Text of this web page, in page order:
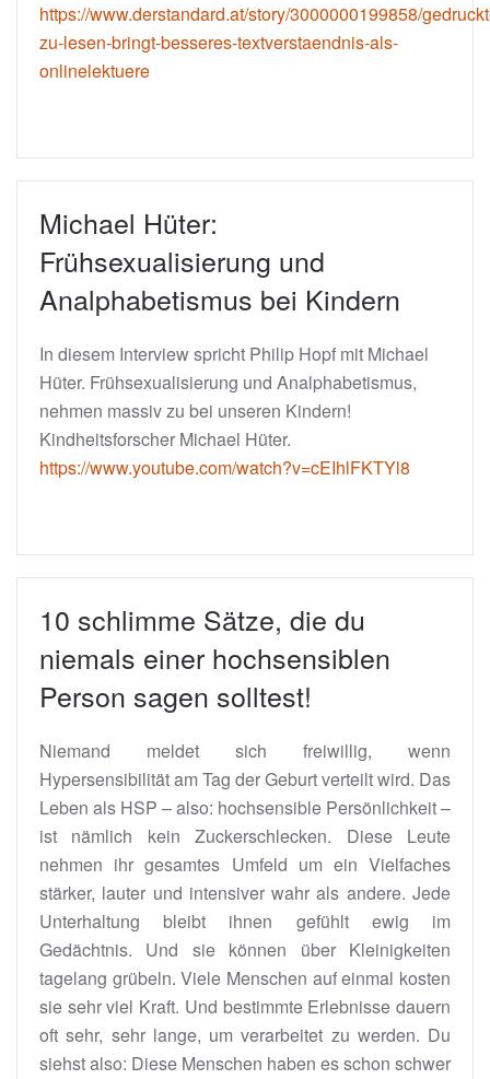
https://www.derstandard.at/story/3000000199858/
zu-lesen-bringt-besseres-textverstaendnis-als-
onlinelektuere
Michael Hüter:
Frühsexualisierung und
Analphabetismus bei Kindern
In diesem Interview spricht Philip Hopf mit Michael
Hüter. Frühsexualisierung und Analphabetismus,
nehmen massiv zu bei unseren Kindern!
Kindheitsforscher Michael Hüter.
https://www.youtube.com/watch?v=cEIhlFKTYl8
10 schlimme Sätze, die du
niemals einer hochsensiblen
Person sagen solltest!
Niemand meldet sich freiwillig, wenn
Hypersensibilität am Tag der Geburt verteilt wird. Das
Leben als HSP – also: hochsensible Persönlichkeit –
ist nämlich kein Zuckerschlecken. Diese Leute
nehmen ihr gesamtes Umfeld um ein Vielfaches
stärker, lauter und intensiver wahr als andere. Jede
Unterhaltung bleibt ihnen gefühlt ewig im
Gedächtnis. Und sie können über Kleinigkeiten
tagelang grübeln. Viele Menschen auf einmal kosten
sie sehr viel Kraft. Und bestimmte Erlebnisse dauern
oft sehr, sehr lange, um verarbeitet zu werden. Du
siehst also: Diese Menschen haben es schon schwer